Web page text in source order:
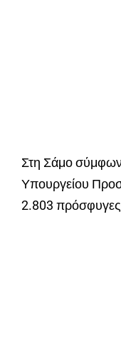
Στη Σάμο
Υπουργείου
2.803